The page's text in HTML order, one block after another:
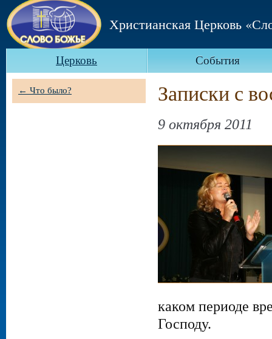
Христианская Церковь
Церковь События
← Что было? Записки с
9 октября 2011
каком периоде
Господу.